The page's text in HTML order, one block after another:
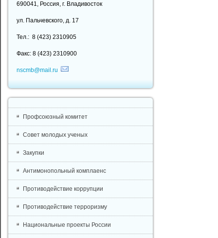
690041, Россия, г. Владивосток
ул. Пальчевского, д. 17
Тел.: 8 (423) 2310905
Факс: 8 (423) 2310900
nscmb@mail.ru
Профсоюзный комитет
Совет молодых ученых
Закупки
Антимонопольный комплаенс
Противодействие коррупции
Противодействие терроризму
Национальные проекты России